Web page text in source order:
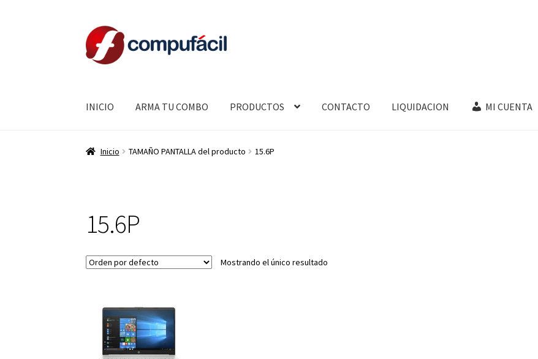
Ir
a
la
Ir
al
contenido
INICIO ARMA TU COMBO PRODUCTOS CONTACTO LIQUIDACION MI CUENTA
Inicio TAMAÑO PANTALLA del producto 15.6P
15.6P
Mostrando el único resultado